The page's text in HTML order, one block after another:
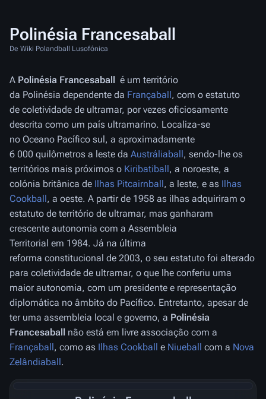
Polinésia Francesaball
De Wiki Polandball Lusofónica
A Polinésia Francesaball é um território
da Polinésia dependente da Françaball, com o estatuto
de coletividade de ultramar, por vezes oficiosamente
descrita como um país ultramarino. Localiza-se
no Oceano Pacífico sul, a aproximadamente
6 000 quilômetros a leste da Austráliaball, sendo-lhe os
territórios mais próximos o Kiribatiball, a noroeste, a
colónia britânica de Ilhas Pitcairnball, a leste, e as Ilhas
Cookball, a oeste. A partir de 1958 as ilhas adquiriram o
estatuto de território de ultramar, mas ganharam
crescente autonomia com a Assembleia
Territorial em 1984. Já na última
reforma constitucional de 2003, o seu estatuto foi alterado
para coletividade de ultramar, o que lhe conferiu uma
maior autonomia, com um presidente e representação
diplomática no âmbito do Pacífico. Entretanto, apesar de
ter uma assembleia local e governo, a Polinésia
Francesaball não está em livre associação com a
Françaball, como as Ilhas Cookball e Niueball com a Nova
Zelândiaball.